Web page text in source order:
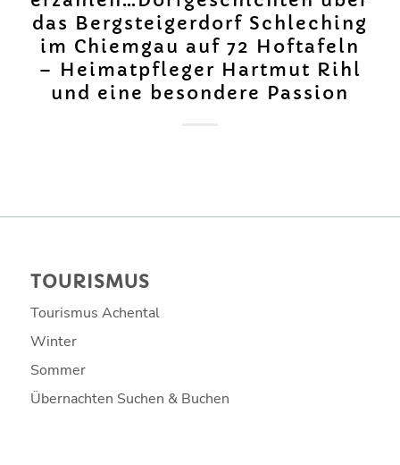
das Bergsteigerdorf Schleching
im Chiemgau auf 72 Hoftafeln
– Heimatpfleger Hartmut Rihl
und eine besondere Passion
TOURISMUS
Tourismus Achental
Winter
Sommer
Übernachten Suchen & Buchen